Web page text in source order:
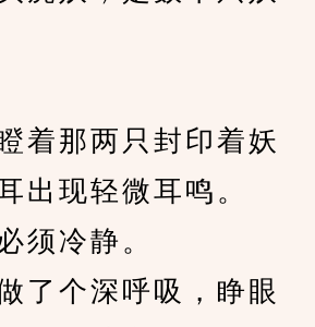
那两只封印着妖
出现轻微耳鸣。
冷静。
个深呼吸，睁眼